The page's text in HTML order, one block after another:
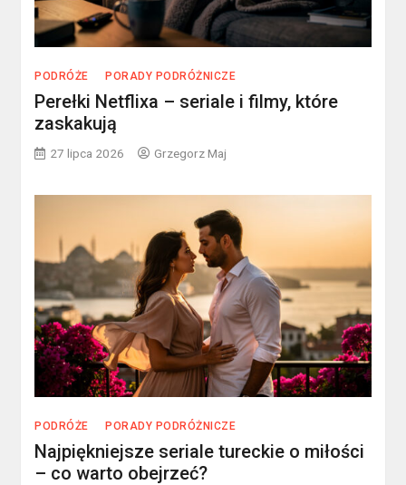
PODRÓŻE PORADY PODRÓŻNICZE
Perełki Netflixa – seriale i filmy, które
zaskakują
27 lipca 2026 Grzegorz Maj
PODRÓŻE PORADY PODRÓŻNICZE
Najpiękniejsze seriale tureckie o miłości
– co warto obejrzeć?